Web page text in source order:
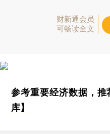
财新通会员
可畅读全文
参考重要经济数据，推
库】